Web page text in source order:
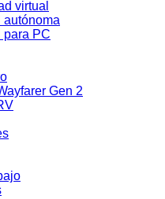
virtual
autónoma
para PC
Gen 2